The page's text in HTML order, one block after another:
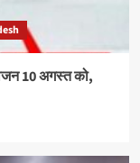
10 अगस्त को,